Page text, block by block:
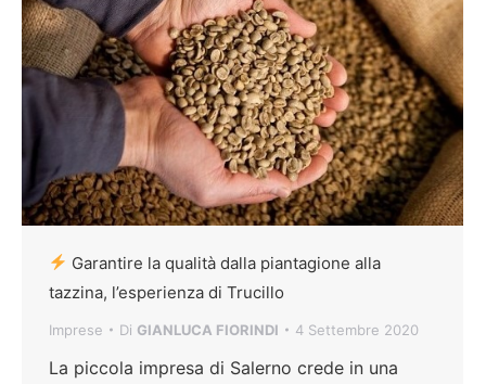
Garantire la qualità dalla piantagione alla
tazzina, l’esperienza di Trucillo
Imprese Di GIANLUCA FIORINDI 4 Settembre 2020
La piccola impresa di Salerno crede in una